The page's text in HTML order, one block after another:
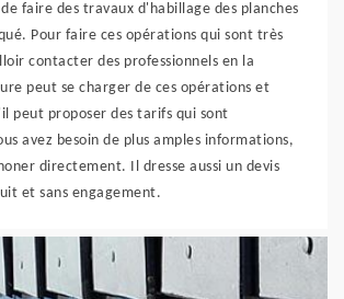
faire des travaux d'habillage des planches
Pour faire ces opérations qui sont très
contacter des professionnels en la
peut se charger de ces opérations et
peut proposer des tarifs qui sont
avez besoin de plus amples informations,
directement. Il dresse aussi un devis
et sans engagement.